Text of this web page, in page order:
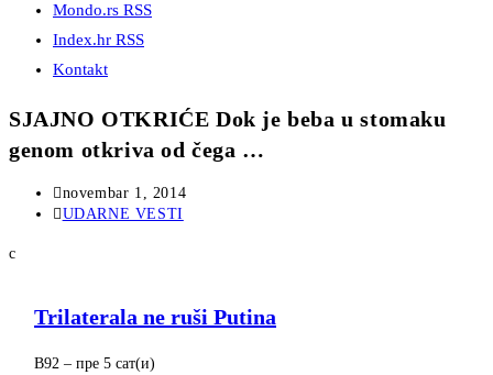
Mondo.rs RSS
Index.hr RSS
Kontakt
SJAJNO OTKRIĆE Dok je beba u stomaku
genom otkriva od čega …
Post
published:
novembar 1, 2014
Post
UDARNE VESTI
с
Trilaterala ne ruši Putina
B92 – ‎пре 5 сат(и)‎